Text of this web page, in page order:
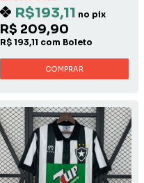
R$193,11 no pix
R$ 209,90
R$ 193,11 com Boleto
COMPRAR